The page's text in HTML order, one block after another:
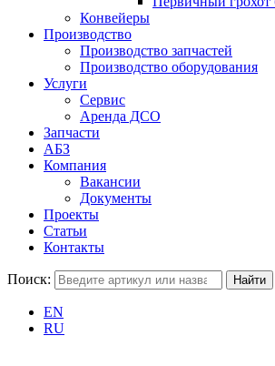
Конвейеры
Производство
Производство запчастей
Производство оборудования
Услуги
Сервис
Аренда ДСО
Запчасти
АБЗ
Компания
Вакансии
Документы
Проекты
Статьи
Контакты
Поиск:
EN
RU